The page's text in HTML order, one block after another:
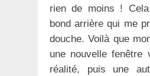
rien de moins !
bond arrière qui me
douche. Voilà que
une nouvelle fenêtre
réalité, puis une